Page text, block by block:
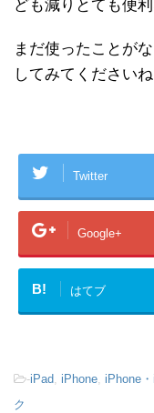
ども減りとても便利
まだ使ったことが
してみてくださいね
Twitter
Google+
B! はてブ
-iPad, iPhone, iPhone
ク